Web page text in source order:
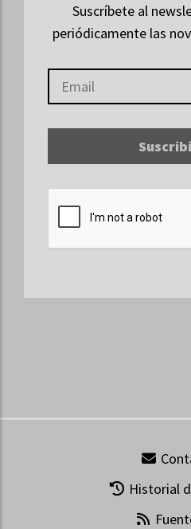
Suscríbete al
periódicamente las
Historial